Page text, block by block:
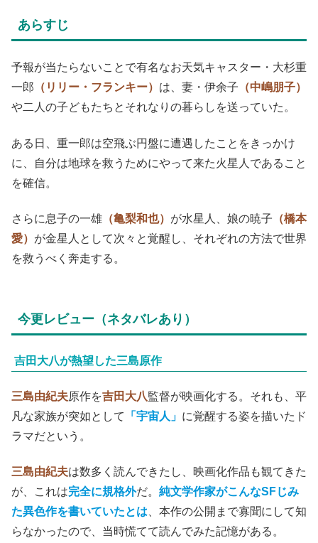
あらすじ
予報が当たらないことで有名なお天気キャスター・大杉重
一郎 （リリー・フランキー） は、妻・伊余子 （中嶋朋子）
や二人の子どもたちとそれなりの暮らしを送っていた。
ある日、重一郎は空飛ぶ円盤に遭遇したことをきっかけ
に、自分は地球を救うためにやって来た火星人であること
を確信。
さらに息子の一雄 （亀梨和也） が水星人、娘の暁子 （橋本
愛） が金星人として次々と覚醒し、それぞれの方法で世界
を救うべく奔走する。
今更レビュー（ネタバレあり）